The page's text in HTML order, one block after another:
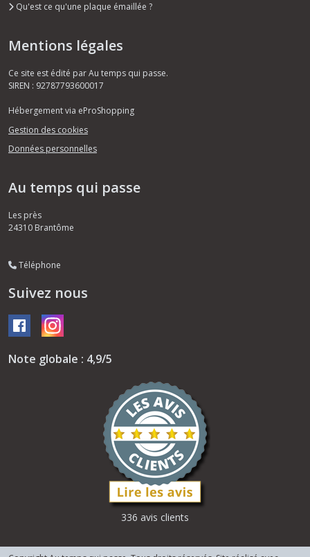
Qu'est ce qu'une plaque émaillée ?
Mentions légales
Ce site est édité par Au temps qui passe.
SIREN : 92787793600017
Hébergement via eProShopping
Gestion des cookies
Données personnelles
Au temps qui passe
Les près
24310 Brantôme
Téléphone
Suivez nous
Note globale : 4,9/5
336 avis clients